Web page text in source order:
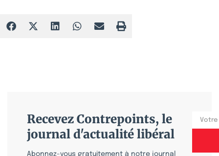
Recevez Contrepoints, le
journal d'actualité libéral
Abonnez-vous gratuitement à notre journal